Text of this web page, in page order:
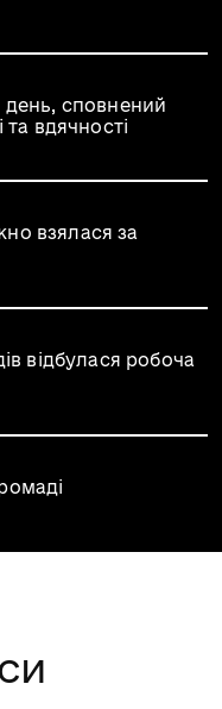
день, сповнений
та вдячності
взялася за
відбулася робоча